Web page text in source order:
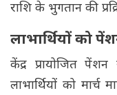
राशि के भुगतान की
लाभार्थियों को
केंद्र प्रायोजित
लाभार्थियों को